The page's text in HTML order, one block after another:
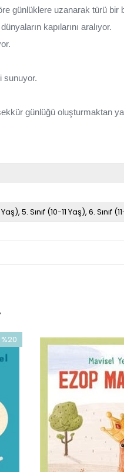
günlüklere uzanarak türü bir
kapılarını aralıyor.
sunuyor.
günlüğü oluşturmaktan
Yaş) 5. Sınıf (10-11 Yaş) 6. Sınıf
%20